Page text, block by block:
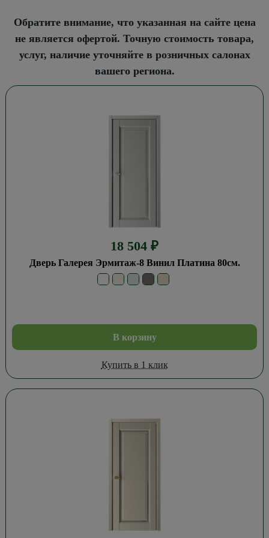
Обратите внимание, что указанная на сайте цена
не является офертой. Точную стоимость товара,
услуг, наличие уточняйте в розничных салонах
вашего региона.
18 504 ₽
Дверь Галерея Эрмитаж-8 Винил Платина 80см.
В корзину
Купить в 1 клик